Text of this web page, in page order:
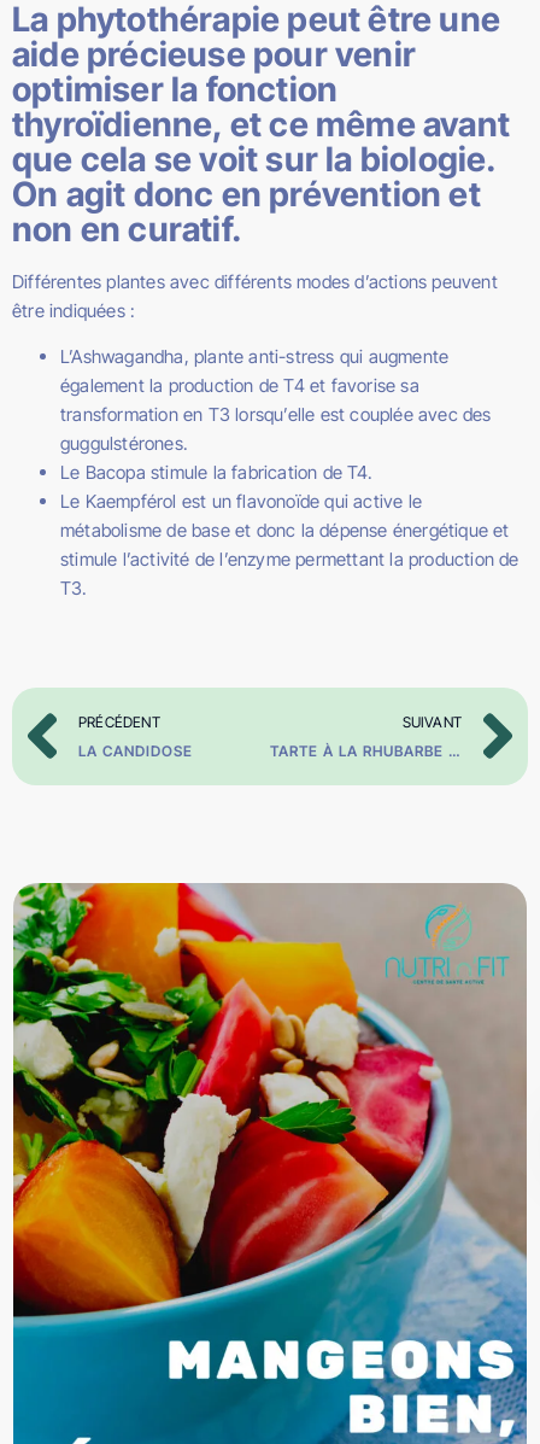
La phytothérapie peut être une
aide précieuse pour venir
optimiser la fonction
thyroïdienne, et ce même avant
que cela se voit sur la biologie.
On agit donc en prévention et
non en curatif.
Différentes plantes avec différents modes d’actions peuvent
être indiquées :
L’Ashwagandha, plante anti-stress qui augmente
également la production de T4 et favorise sa
transformation en T3 lorsqu’elle est couplée avec des
guggulstérones.
Le Bacopa stimule la fabrication de T4.
Le Kaempférol est un flavonoïde qui active le
métabolisme de base et donc la dépense énergétique et
stimule l’activité de l’enzyme permettant la production de
T3.
PRÉCÉDENT
LA CANDIDOSE
SUIVANT
TARTE À LA RHUBARBE SANS OEUF